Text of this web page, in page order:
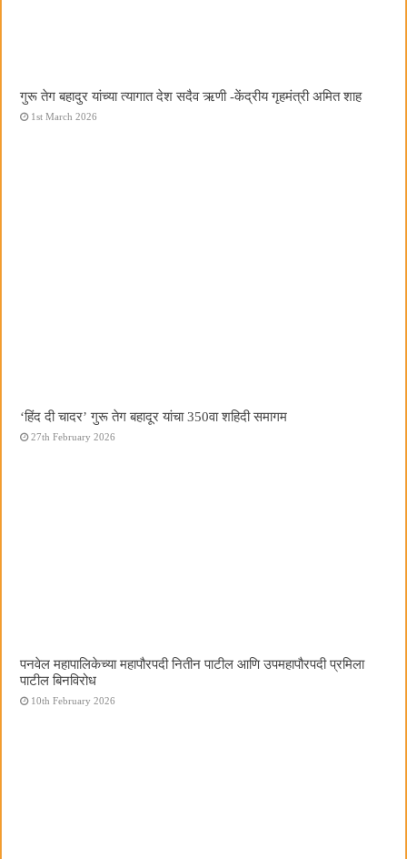
गुरू तेग बहादुर यांच्या त्यागात देश सदैव ऋणी -केंद्रीय गृहमंत्री अमित शाह
1st March 2026
‘हिंद दी चादर’ गुरू तेग बहादूर यांचा 350वा शहिदी समागम
27th February 2026
पनवेल महापालिकेच्या महापौरपदी नितीन पाटील आणि उपमहापौरपदी प्रमिला
पाटील बिनविरोध
10th February 2026